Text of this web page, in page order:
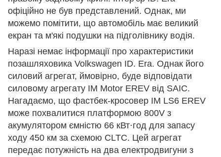
офіційно не був представлений. Однак, ми
можемо помітити, що автомобіль має великий
екран та м'які подушки на підголівнику водія.
Наразі немає інформації про характеристики
позашляховика Volkswagen ID. Era. Однак його
силовий агрегат, ймовірно, буде відповідати
силовому агрегату IM Motor EREV від SAIC.
Нагадаємо, що фастбек-кросовер IM LS6 EREV
може похвалитися платформою 800V з
акумулятором ємністю 66 кВт⋅год для запасу
ходу 450 км за схемою CLTC. Цей агрегат
передає потужність на два електродвигуни з